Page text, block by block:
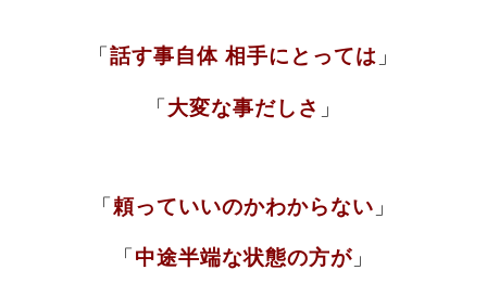
「 話す事自体 相手にとっては 」
「 大変な事だしさ 」
「頼っていいのかわからない 」
「 中途半端な状態の方が 」